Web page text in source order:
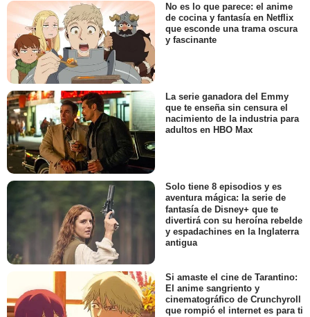
No es lo que parece: el anime
de cocina y fantasía en Netflix
que esconde una trama oscura
y fascinante
La serie ganadora del Emmy
que te enseña sin censura el
nacimiento de la industria para
adultos en HBO Max
Solo tiene 8 episodios y es
aventura mágica: la serie de
fantasía de Disney+ que te
divertirá con su heroína rebelde
y espadachines en la Inglaterra
antigua
Si amaste el cine de Tarantino:
El anime sangriento y
cinematográfico de Crunchyroll
que rompió el internet es para ti